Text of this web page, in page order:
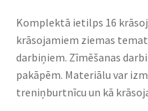
Komplektā ietilps 16
krāsojamiem ziemas
darbiņiem. Zīmēšanas
pakāpēm. Materiālu var
treniņburtnīcu un kā